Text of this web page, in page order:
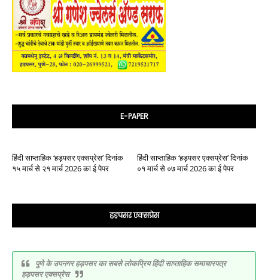
E-PAPER
हिंदी साप्ताहिक ‘हड़पसर एक्सप्रेस’ दिनांक
१५ मार्च से २१ मार्च 2026 का ई पेपर
हिंदी साप्ताहिक ‘हड़पसर एक्सप्रेस’ दिनांक
०१ मार्च से ०७ मार्च 2026 का ई पेपर
हड़पसर एक्सप्रेस
पुणे के उपनगर हड़पसर का सबसे लोकप्रिय हिंदी साप्ताहिक समाचारपत्र
हड़पसर एक्सप्रेस